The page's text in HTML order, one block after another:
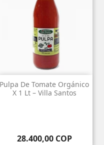
Pulpa De Tomate Orgánico
X 1 Lt – Villa Santos
Precio
28.400,00 COP